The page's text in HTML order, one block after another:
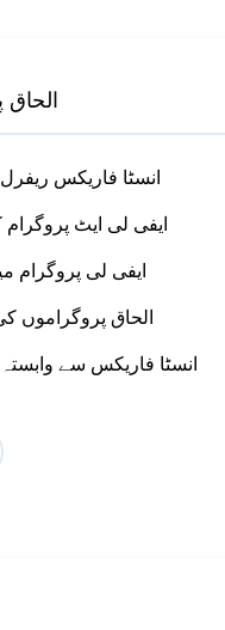
انسٹا فاریکس
ایفی لی ایٹ
ایفی لی پروگرام
الحاق پروگراموں
انسٹا فاریکس سے